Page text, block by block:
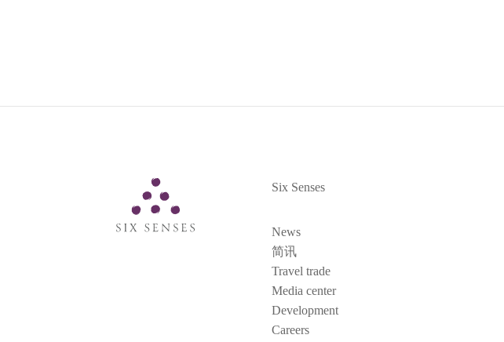
Six Senses
News
简讯
Travel trade
Media center
Development
Careers